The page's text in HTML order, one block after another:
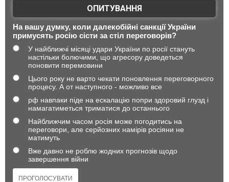
ОПИТУВАННЯ
На вашу думку, коли далекобійні санкції України
примусять росію сісти за стіл переговорів?
У найближчі місяці удари України по росії стануть
настільки болючими, що агресору доведеться
поновити перемовини
Цього року не варто чекати поновлення переговорного
процесу. А от наступного - можливо все
рф навпаки піде на ескалацію попри здоровий глузд і
намагатиметься триматися до останнього
Найближчим часом росія може погодитись на
переговори, але серйозних намірів росіяни не
матимуть
Вже давно не роблю жодних прогнозів щодо
завершення війни